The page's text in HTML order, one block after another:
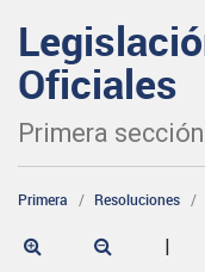
Oficiales
Primera sección
Primera Resoluciones
|